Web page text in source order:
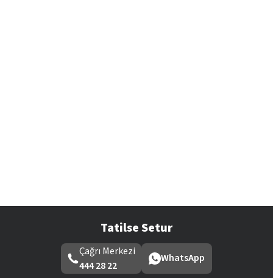
Tatilse Setur
Çağrı Merkezi
444 28 22
WhatsApp